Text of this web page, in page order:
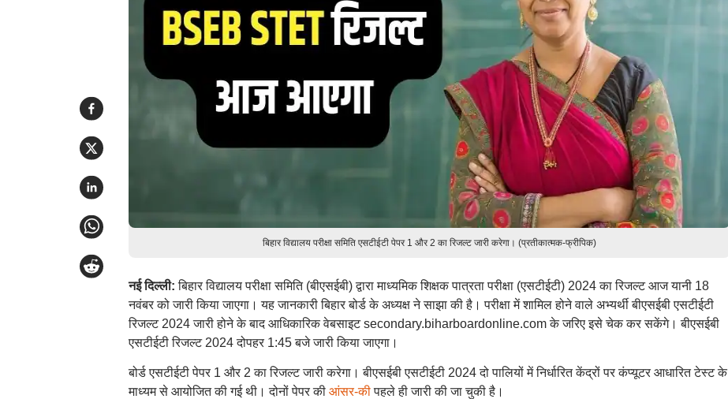
बिहार विद्यालय परीक्षा समिति एसटीईटी पेपर 1 और 2 का रिजल्ट जारी करेगा। (प्रतीकात्मक-फ्रीपिक)
नई दिल्ली:बिहार विद्यालय परीक्षा समिति (बीएसईबी) द्वारा माध्यमिक शिक्षक पात्रता परीक्षा (एसटीईटी) 2024 का रिजल्ट आज यानी 18
नवंबर को जारी किया जाएगा। यह जानकारी बिहार बोर्ड के अध्यक्ष ने साझा की है। परीक्षा में शामिल होने वाले अभ्यर्थी बीएसईबी एसटीईटी
रिजल्ट 2024 जारी होने के बाद आधिकारिक वेबसाइट secondary.biharboardonline.com के जरिए इसे चेक कर सकेंगे। बीएसईबी
एसटीईटी रिजल्ट 2024 दोपहर 1:45 बजे जारी किया जाएगा।
बोर्ड एसटीईटी पेपर 1 और 2 का रिजल्ट जारी करेगा। बीएसईबी एसटीईटी 2024 दो पालियों में निर्धारित केंद्रों पर कंप्यूटर आधारित टेस्ट के
माध्यम से आयोजित की गई थी। दोनों पेपर कीआंसर-कीपहले ही जारी की जा चुकी है।